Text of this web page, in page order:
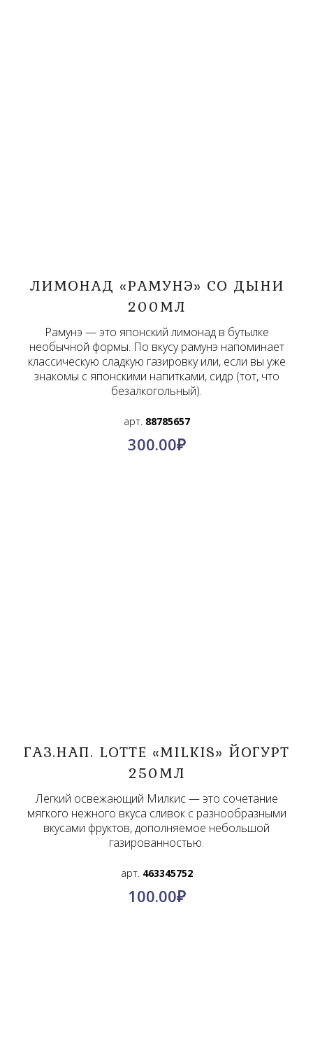
ЛИМОНАД «РАМУНЭ» СО ДЫНИ
200МЛ
Рамунэ — это японский лимонад в бутылке
необычной формы. По вкусу рамунэ напоминает
классическую сладкую газировку или, если вы уже
знакомы с японскими напитками, сидр (тот, что
безалкогольный).
арт. 88785657
300.00₽
ГАЗ.НАП. LOTTE «MILKIS» ЙОГУРТ
250МЛ
Легкий освежающий Милкис — это сочетание
мягкого нежного вкуса сливок с разнообразными
вкусами фруктов, дополняемое небольшой
газированностью.
арт. 463345752
100.00₽